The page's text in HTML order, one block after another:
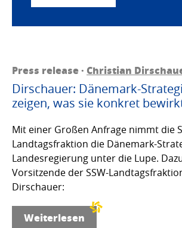
Press release · Christian
Dirschauer: Dänemark-
zeigen, was sie konkret
Mit einer Großen Anfrage nimmt die
Landtagsfraktion die Dänemark-
Landesregierung unter die Lupe.
Vorsitzende der SSW-
Dirschauer:
Weiterlesen